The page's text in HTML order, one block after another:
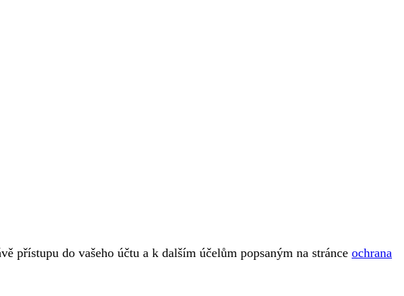
přístupu do vašeho účtu a k dalším účelům popsaným na stránce ochrana